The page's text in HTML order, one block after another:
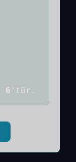
6 'tür.